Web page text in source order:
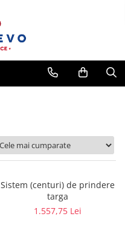
Sistem (centuri) de prindere
targa
1.557,75 Lei